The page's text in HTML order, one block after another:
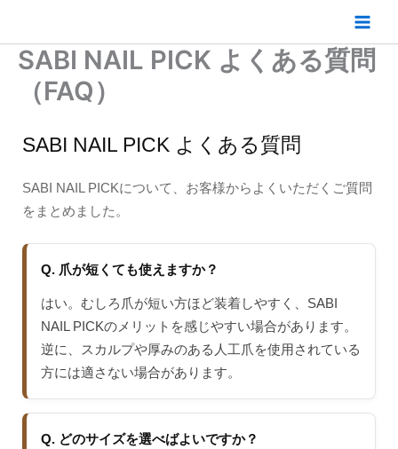
SABI NAIL PICK よくある質問
（FAQ）
SABI NAIL PICK よくある質問
SABI NAIL PICKについて、お客様からよくいただくご質問
をまとめました。
Q. 爪が短くても使えますか？
はい。むしろ爪が短い方ほど装着しやすく、SABI
NAIL PICKのメリットを感じやすい場合があります。
逆に、スカルプや厚みのある人工爪を使用されている
方には適さない場合があります。
Q. どのサイズを選べばよいですか？